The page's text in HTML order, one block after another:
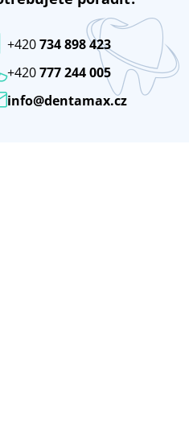
info@dentamax.cz
+420777 244 005
+420734 898 423